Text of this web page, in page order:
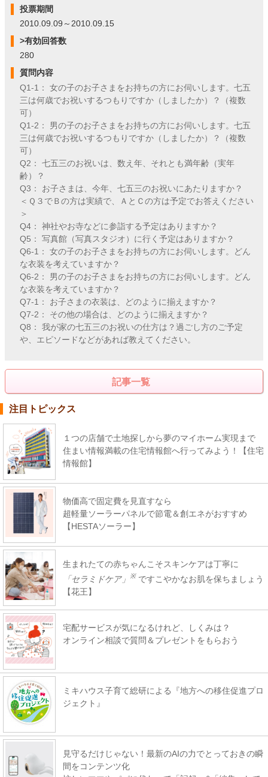
投票期間
2010.09.09～2010.09.15
>有効回答数
280
質問内容
Q1-1： 女の子のお子さまをお持ちの方にお伺いします。七五
三は何歳でお祝いするつもりですか（しましたか）？（複数
可）
Q1-2： 男の子のお子さまをお持ちの方にお伺いします。七五
三は何歳でお祝いするつもりですか（しましたか）？（複数
可）
Q2： 七五三のお祝いは、数え年、それとも満年齢（実年
齢）？
Q3： お子さまは、今年、七五三のお祝いにあたりますか？
＜Ｑ３でＢの方は実績で、ＡとＣの方は予定でお答えください
＞
Q4： 神社やお寺などに参詣する予定はありますか？
Q5： 写真館（写真スタジオ）に行く予定はありますか？
Q6-1： 女の子のお子さまをお持ちの方にお伺いします。どん
な衣装を考えていますか？
Q6-2： 男の子のお子さまをお持ちの方にお伺いします。どん
な衣装を考えていますか？
Q7-1： お子さまの衣装は、どのように揃えますか？
Q7-2： その他の場合は、どのように揃えますか？
Q8： 我が家の七五三のお祝いの仕方は？過ごし方のご予定
や、エピソードなどがあれば教えてください。
記事一覧
注目トピックス
１つの店舗で土地探しから夢のマイホーム実現まで
住まい情報満載の住宅情報館へ行ってみよう！【住宅
情報館】
物価高で固定費を見直すなら
超軽量ソーラーパネルで節電＆創エネがおすすめ
【HESTAソーラー】
生まれたての赤ちゃんこそスキンケアは丁寧に
「セラミドケア」
※ ですこやかなお肌を保ちましょう
【花王】
宅配サービスが気になるけれど、しくみは？
オンライン相談で質問＆プレゼントをもらおう
ミキハウス子育て総研による『地方への移住促進プロ
ジェクト』
見守るだけじゃない！最新のAIの力でとっておきの瞬
間をコンテンツ化